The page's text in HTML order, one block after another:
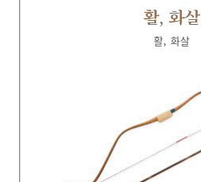
활, 화살
활, 화살